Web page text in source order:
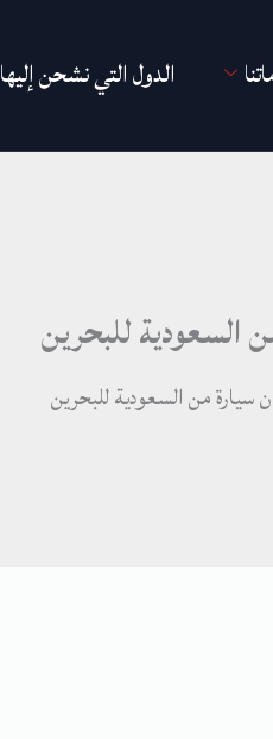
الدول التي نشحن إليها
السعودية للبحرين
ن سيارة من السعودية للبحرين